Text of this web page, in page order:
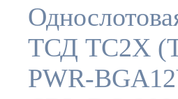
ТСД TC2X
PWR-